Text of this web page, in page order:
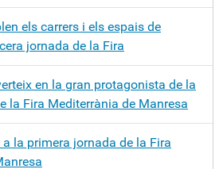
els carrers i els espais de
jornada de la Fira
en la gran protagonista de la
la Fira Mediterrània de Manresa
la primera jornada de la Fira